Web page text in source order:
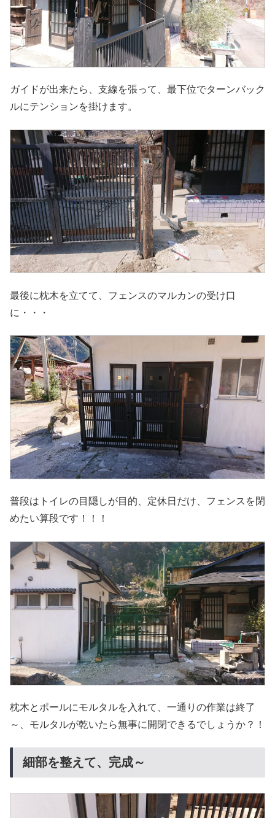
ガイドが出来たら、支線を張って、最下位でターンバック
ルにテンションを掛けます。
最後に枕木を立てて、フェンスのマルカンの受け口
に・・・
普段はトイレの目隠しが目的、定休日だけ、フェンスを閉
めたい算段です！！！
枕木とポールにモルタルを入れて、一通りの作業は終了
～、モルタルが乾いたら無事に開閉できるでしょうか？！
細部を整えて、完成～